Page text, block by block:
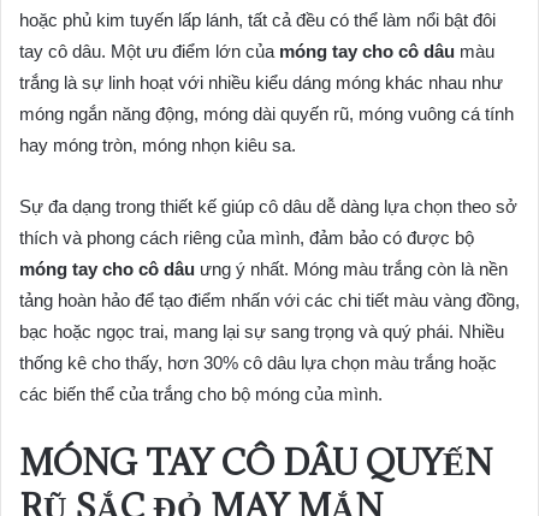
hoặc phủ kim tuyến lấp lánh, tất cả đều có thể làm nổi bật đôi
tay cô dâu. Một ưu điểm lớn của móng tay cho cô dâu màu
trắng là sự linh hoạt với nhiều kiểu dáng móng khác nhau như
móng ngắn năng động, móng dài quyến rũ, móng vuông cá tính
hay móng tròn, móng nhọn kiêu sa.
Sự đa dạng trong thiết kế giúp cô dâu dễ dàng lựa chọn theo sở
thích và phong cách riêng của mình, đảm bảo có được bộ
móng tay cho cô dâu ưng ý nhất. Móng màu trắng còn là nền
tảng hoàn hảo để tạo điểm nhấn với các chi tiết màu vàng đồng,
bạc hoặc ngọc trai, mang lại sự sang trọng và quý phái. Nhiều
thống kê cho thấy, hơn 30% cô dâu lựa chọn màu trắng hoặc
các biến thể của trắng cho bộ móng của mình.
MÓNG TAY CÔ DÂU QUYẾN
RŨ SẮC ĐỎ MAY MẮN